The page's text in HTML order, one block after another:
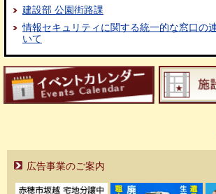
建設部 公園街路課
情報セキュリティに関する統一的な窓口の
いて
広告事業のご案内